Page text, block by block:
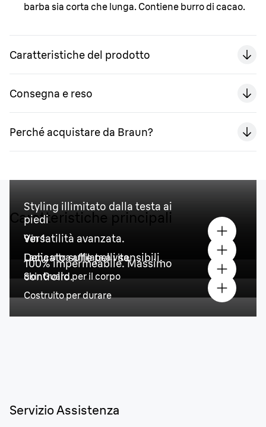
barba sia corta che lunga. Contiene burro di cacao.
Caratteristiche del prodotto
Consegna e reso
Perché acquistare da Braun?
Caratteristiche principali
Styling illimitato dalla testa ai
piedi
9 in 1
Versatilità avanzata.
Lama ultra affilata a vita
Delicato sulle pelli sensibili.
SkinGuard per il corpo
100% impermeabile. Massimo
controllo.
Costruito per durare
Servizio Assistenza